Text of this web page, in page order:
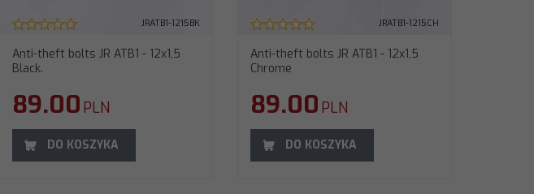
JRATB1-1215BK
Anti-theft bolts JR ATB1 - 12x1,5
Black.
89.00 PLN
DO KOSZYKA
JRATB1-1215CH
Anti-theft bolts JR ATB1 - 12x1,5
Chrome
89.00 PLN
DO KOSZYKA